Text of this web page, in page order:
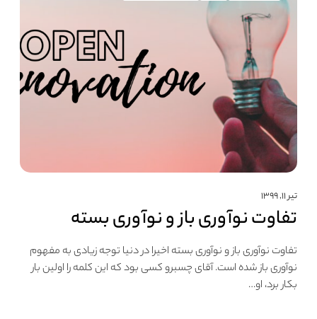
تیر ۱۱, ۱۳۹۹
تفاوت نوآوری باز و نوآوری بسته
تفاوت نوآوری باز و نوآوری بسته اخیرا در دنیا توجه زیادی به مفهوم
نوآوری باز شده است. آقای چسبرو کسی بود که این کلمه را اولین بار
بکار برد، او…